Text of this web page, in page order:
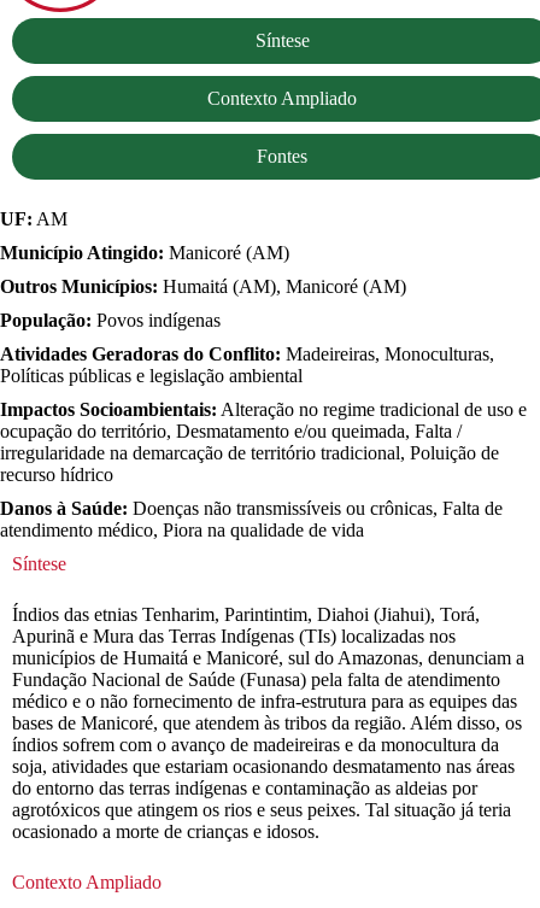
Síntese
Contexto Ampliado
Fontes
UF: AM
Município Atingido: Manicoré (AM)
Outros Municípios: Humaitá (AM), Manicoré (AM)
População: Povos indígenas
Atividades Geradoras do Conflito: Madeireiras, Monoculturas,
Políticas públicas e legislação ambiental
Impactos Socioambientais: Alteração no regime tradicional de uso e
ocupação do território, Desmatamento e/ou queimada, Falta /
irregularidade na demarcação de território tradicional, Poluição de
recurso hídrico
Danos à Saúde: Doenças não transmissíveis ou crônicas, Falta de
atendimento médico, Piora na qualidade de vida
Síntese
Índios das etnias Tenharim, Parintintim, Diahoi (Jiahui), Torá,
Apurinã e Mura das Terras Indígenas (TIs) localizadas nos
municípios de Humaitá e Manicoré, sul do Amazonas, denunciam a
Fundação Nacional de Saúde (Funasa) pela falta de atendimento
médico e o não fornecimento de infra-estrutura para as equipes das
bases de Manicoré, que atendem às tribos da região. Além disso, os
índios sofrem com o avanço de madeireiras e da monocultura da
soja, atividades que estariam ocasionando desmatamento nas áreas
do entorno das terras indígenas e contaminação as aldeias por
agrotóxicos que atingem os rios e seus peixes. Tal situação já teria
ocasionado a morte de crianças e idosos.
Contexto Ampliado